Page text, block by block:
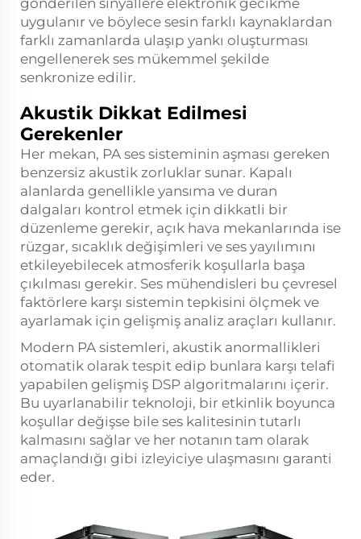
uygulanır ve böylece sesin farklı kaynaklardan
farklı zamanlarda ulaşıp yankı oluşturması
engellenerek ses mükemmel şekilde
senkronize edilir.
Akustik Dikkat Edilmesi
Gerekenler
Her mekan, PA ses sisteminin aşması gereken
benzersiz akustik zorluklar sunar. Kapalı
alanlarda genellikle yansıma ve duran
dalgaları kontrol etmek için dikkatli bir
düzenleme gerekir, açık hava mekanlarında ise
rüzgar, sıcaklık değişimleri ve ses yayılımını
etkileyebilecek atmosferik koşullarla başa
çıkılması gerekir. Ses mühendisleri bu çevresel
faktörlere karşı sistemin tepkisini ölçmek ve
ayarlamak için gelişmiş analiz araçları kullanır.
Modern PA sistemleri, akustik anormallikleri
otomatik olarak tespit edip bunlara karşı telafi
yapabilen gelişmiş DSP algoritmalarını içerir.
Bu uyarlanabilir teknoloji, bir etkinlik boyunca
koşullar değişse bile ses kalitesinin tutarlı
kalmasını sağlar ve her notanın tam olarak
amaçlandığı gibi izleyiciye ulaşmasını garanti
eder.